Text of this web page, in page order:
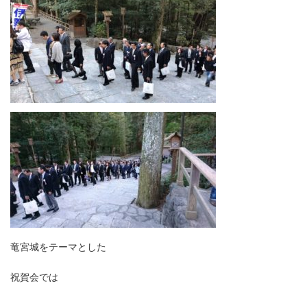
竜宮城をテーマとした
祝賀会では